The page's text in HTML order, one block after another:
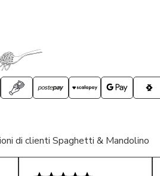
di clienti Spaghetti & Mandolino